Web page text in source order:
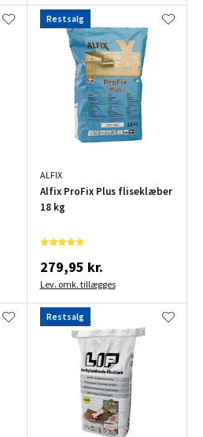
Restsalg
ALFIX
Alfix ProFix Plus fliseklæber
18 kg
279,95 kr.
Lev. omk. tillægges
Restsalg